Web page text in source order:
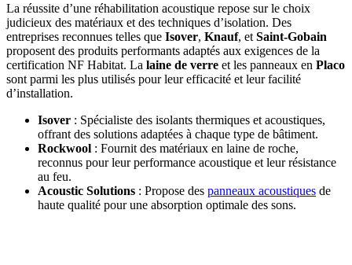
La réussite d’une réhabilitation acoustique repose sur le choix
judicieux des matériaux et des techniques d’isolation. Des
entreprises reconnues telles que Isover, Knauf, et Saint-Gobain
proposent des produits performants adaptés aux exigences de la
certification NF Habitat. La laine de verre et les panneaux en Placo
sont parmi les plus utilisés pour leur efficacité et leur facilité
d’installation.
Isover : Spécialiste des isolants thermiques et acoustiques,
offrant des solutions adaptées à chaque type de bâtiment.
Rockwool : Fournit des matériaux en laine de roche,
reconnus pour leur performance acoustique et leur résistance
au feu.
Acoustic Solutions : Propose des panneaux acoustiques de
haute qualité pour une absorption optimale des sons.